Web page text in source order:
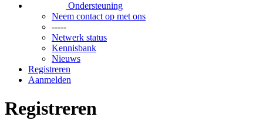
Ondersteuning
Neem contact op met ons
-----
Netwerk status
Kennisbank
Nieuws
Registreren
Aanmelden
Registreren